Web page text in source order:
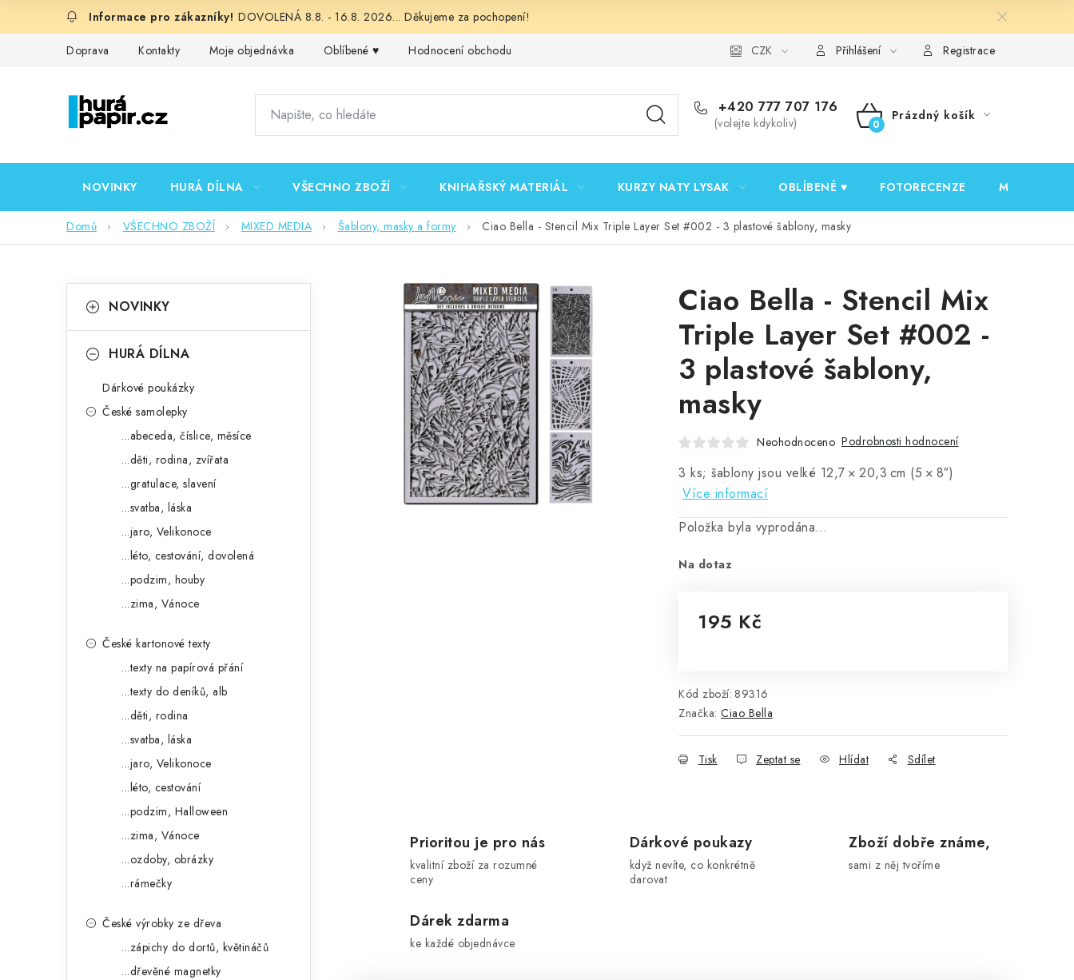
DOVOLENÁ 8.8. - 16.8. 2026... Děkujeme za pochopení!
Doprava Kontakty Moje objednávka Oblíbené ♥️ Hodnocení obchodu Podmínky ochrany osobních údajů Ověřování recenzí
CZK Přihlášení Registrace
+420 777 707 176
(volejte kdykoliv)
NÁKUPNÍ
Prázdný košík
NOVINKY HURÁ DÍLNA VŠECHNO ZBOŽÍ KNIHAŘSKÝ MATERIÁL KURZY NATY LYSAK OBLÍBENÉ ♥️ FOTORECENZE MOJE
Domů VŠECHNO ZBOŽÍ MIXED MEDIA Šablony, masky a formy Ciao Bella - Stencil Mix Triple Layer Set #002 - 3 plastové šablony, masky
okategorie
a
NOVINKY
HURÁ DÍLNA
Dárkové poukázky
České samolepky
...abeceda, číslice, měsíce
...děti, rodina, zvířata
...gratulace, slavení
...svatba, láska
...jaro, Velikonoce
...léto, cestování, dovolená
...podzim, houby
...zima, Vánoce
České kartonové texty
...texty na papírová přání
...texty do deníků, alb
...děti, rodina
...svatba, láska
...jaro, Velikonoce
...léto, cestování
...podzim, Halloween
...zima, Vánoce
...ozdoby, obrázky
...rámečky
České výrobky ze dřeva
...zápichy do dortů, květináčů
...dřevěné magnetky
Ciao Bella - Stencil Mix
Triple Layer Set #002 -
3 plastové šablony,
masky
Neohodnoceno Podrobnosti hodnocení
3 ks; šablony jsou velké 12,7 × 20,3 cm (5 × 8″)
Více informací
Položka byla vyprodána…
Na dotaz
195 Kč
Kód zboží: 89316
Značka: Ciao Bella
Tisk Zeptat se Hlídat Sdílet
Prioritou je pro nás
kvalitní zboží za rozumné
ceny
Dárkové poukazy
když nevíte, co konkrétně
darovat
Zboží dobře známe,
sami z něj tvoříme
Dárek zdarma
ke každé objednávce